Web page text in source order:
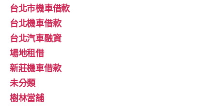
台北市機車借款
台北機車借款
台北汽車融資
場地租借
新莊機車借款
未分類
樹林當舖